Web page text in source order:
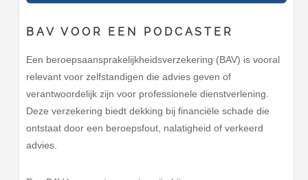
BAV VOOR EEN PODCASTER
Een beroepsaansprakelijkheidsverzekering (BAV) is vooral
relevant voor zelfstandigen die advies geven of
verantwoordelijk zijn voor professionele dienstverlening.
Deze verzekering biedt dekking bij financiële schade die
ontstaat door een beroepsfout, nalatigheid of verkeerd
advies.